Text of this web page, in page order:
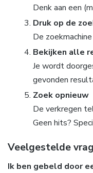
Denk aan een
Druk op de
De
Bekijken alle
Je wordt
gevonden
Zoek opnieuw
De verkregen
Geen hits?
Veelgestelde
Ik ben gebeld door